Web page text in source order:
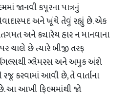
જાનવી કપૂરના પાત્રનું
અને ખૂંચે તેવું રહ્યું છે. એક
અને ક્યારેય હાર ન માનવાના
ચાલે છે ત્યારે બીજી તરફ
એંગલ્સથી ગ્લેમરસ અને અમુક અંશે
કરવામાં આવી છે, તે વાર્તાના
આ આખી ફિલ્મમાંથી જો